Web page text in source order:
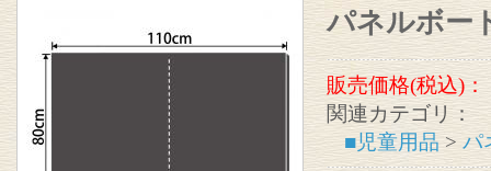
パネルボー
販売価格(税込)：
関連カテゴリ：
■児童用品 > パ